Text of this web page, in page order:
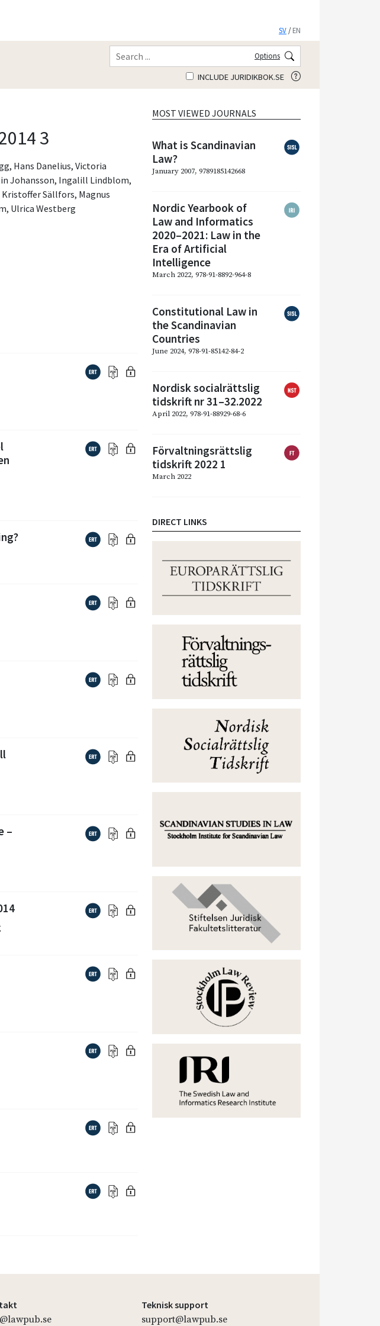
SV /EN
Options
INCLUDE JURIDIKBOK.SE
3
, Hans Danelius,Victoria
Johansson, Ingalill Lindblom,
Kristoffer Sällfors, Magnus
, Ulrica Westberg
–
MOST VIEWED JOURNALS
What is Scandinavian
Law?
January 2007, 9789185142668
Nordic Yearbook of
Law and Informatics
2020–2021: Law in the
Era of Artificial
Intelligence
March 2022, 978-91-8892-964-8
Constitutional Law in
the Scandinavian
Countries
June 2024, 978-91-85142-84-2
Nordisk socialrättslig
tidskrift nr 31–32.2022
April 2022, 978-91-88929-68-6
Förvaltningsrättslig
tidskrift 2022 1
March 2022
DIRECT LINKS
Teknisk support
support@lawpub.se